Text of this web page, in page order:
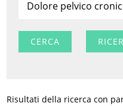
Risultati della ricerca con